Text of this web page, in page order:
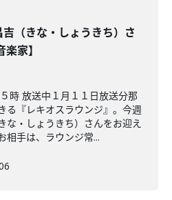
吉（きな・しょうきち）さ
楽家】
時 放送中１月１１日放送分那
る『レキオスラウンジ』。今週
な・しょうきち）さんをお迎え
相手は、ラウンジ常...